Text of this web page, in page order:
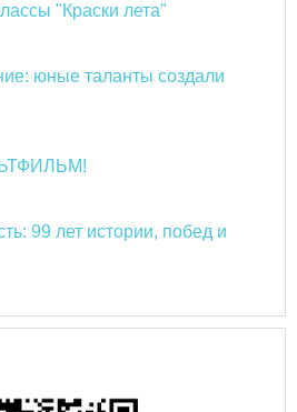
"Краски лета"
юные таланты создали
99 лет истории, побед и